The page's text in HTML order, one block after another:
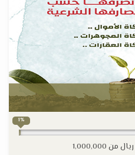
1%
ريال من 1,000,000